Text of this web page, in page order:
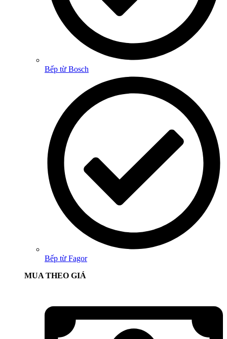
Bếp từ Bosch
Bếp từ Fagor
MUA THEO GIÁ